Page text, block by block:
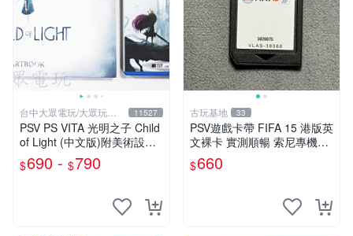
台中大眾電玩/大眾玩具
店
11527
PSV PS VITA 光明之子 Child
of Light (中文版)附美術設定
集(二手商品)【台中大眾電
玩】
$690 - $790
古玩基地 33
PSV遊戲卡帶 FIFA 15 港版英
文裸卡 實測順暢 索尼專機適
用 只此一家 不退不換 買2送
優惠 psv fifa 15 港版 卡帶
$660